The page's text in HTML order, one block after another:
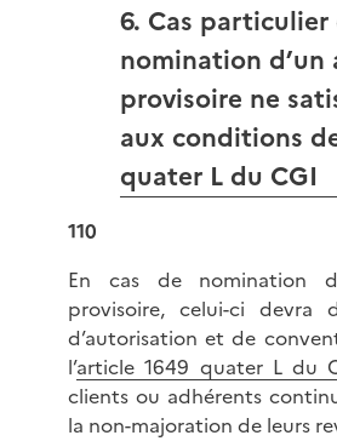
6. Cas particulier
nomination
provisoire ne
aux conditions
quater L du CGI
110
En cas de nomination
provisoire, celui-ci devra
d’autorisation et de
l’article 1649 quater L du
clients ou adhérents
la non-majoration de leurs